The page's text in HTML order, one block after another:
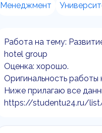
Менеджмент
Работа на тему:
hotel group
Оценка: хорошо.
Оригинальность работы
Ниже прилагаю все
https://studentu24.ru/